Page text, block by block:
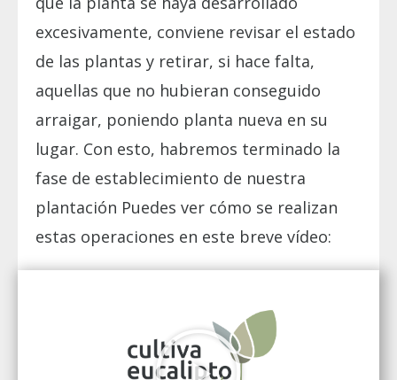
excesivamente, conviene revisar el estado
de las plantas y retirar, si hace falta,
aquellas que no hubieran conseguido
arraigar, poniendo planta nueva en su
lugar. Con esto, habremos terminado la
fase de establecimiento de nuestra
plantación Puedes ver cómo se realizan
estas operaciones en este breve vídeo: